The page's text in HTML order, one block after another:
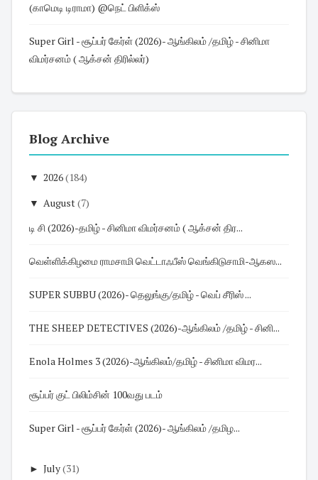
(காமெடி டிராமா) @நெட் பிளிக்ஸ்
Super Girl - சூப்பர் கேர்ள் (2026)- ஆங்கிலம் /தமிழ் - சினிமா
விமர்சனம் ( ஆக்சன் திரில்லர்)
Blog Archive
▼ 2026(184)
▼ August(7)
டி சி (2026)-தமிழ் - சினிமா விமர்சனம் ( ஆக்சன் திர...
வெள்ளிக்கிழமை ராமசாமி வெட்டாஃபீஸ் வெங்கிடுசாமி-ஆகஸ...
SUPER SUBBU (2026)- தெலுங்கு/தமிழ் - வெப் சீரிஸ் ...
THE SHEEP DETECTIVES (2026)-ஆங்கிலம் /தமிழ் - சினி...
Enola Holmes 3 (2026)-ஆங்கிலம்/தமிழ் - சினிமா விமர...
சூப்பர் குட் பிலிம்சின் 100வது படம்
Super Girl - சூப்பர் கேர்ள் (2026)- ஆங்கிலம் /தமிழ...
► July(31)